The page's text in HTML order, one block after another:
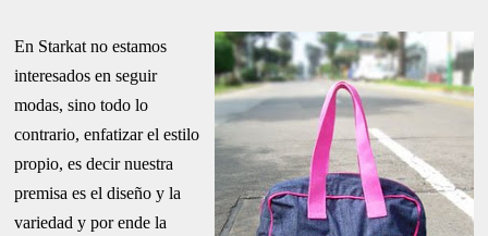
En Starkat no estamos
interesados en seguir
modas, sino todo lo
contrario, enfatizar el estilo
propio, es decir nuestra
premisa es el diseño y la
variedad y por ende la